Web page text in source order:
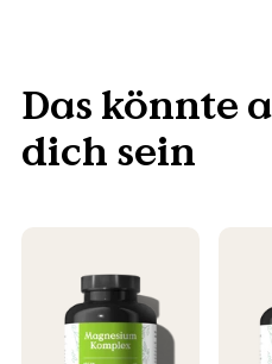
Das könnte
dich sein